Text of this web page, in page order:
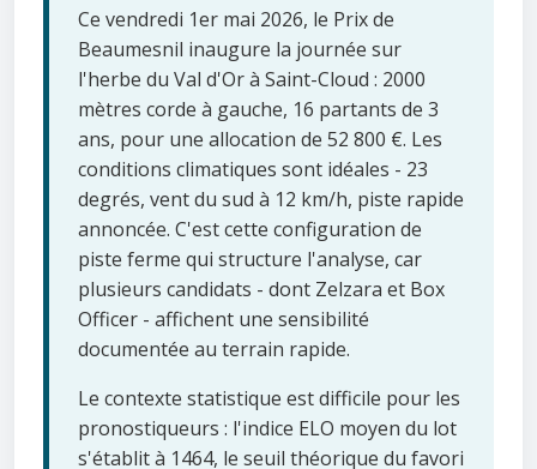
Ce vendredi 1er mai 2026, le Prix de
Beaumesnil inaugure la journée sur
l'herbe du Val d'Or à Saint-Cloud : 2000
mètres corde à gauche, 16 partants de 3
ans, pour une allocation de 52 800 €. Les
conditions climatiques sont idéales - 23
degrés, vent du sud à 12 km/h, piste rapide
annoncée. C'est cette configuration de
piste ferme qui structure l'analyse, car
plusieurs candidats - dont Zelzara et Box
Officer - affichent une sensibilité
documentée au terrain rapide.
Le contexte statistique est difficile pour les
pronostiqueurs : l'indice ELO moyen du lot
s'établit à 1464, le seuil théorique du favori